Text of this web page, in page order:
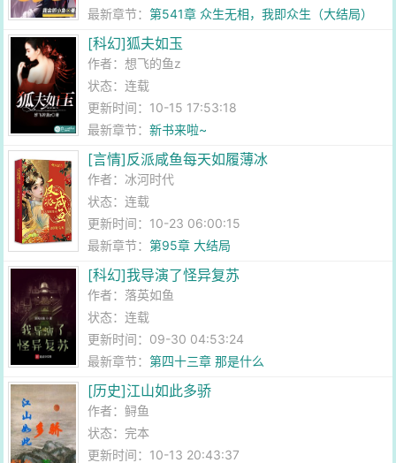
最新章节：第541章 众生无相，我即众生（大结局）
[科幻]狐夫如玉
作者：想飞的鱼z
状态：连载
更新时间：10-15 17:53:18
最新章节：新书来啦~
[言情]反派咸鱼每天如履薄冰
作者： 冰河时代
状态：连载
更新时间：10-23 06:00:15
最新章节：第95章 大结局
[科幻]我导演了怪异复苏
作者： 落英如鱼
状态：连载
更新时间：09-30 04:53:24
最新章节：第四十三章 那是什么
[历史]江山如此多骄
作者：鲟鱼
状态：完本
更新时间：10-13 20:43:37